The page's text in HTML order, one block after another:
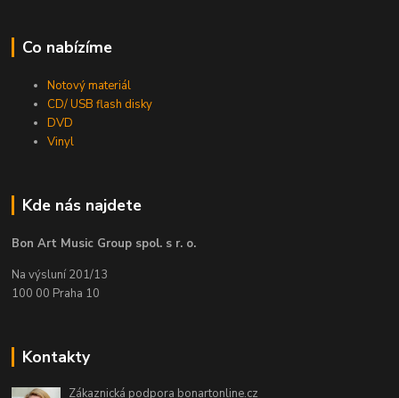
Co nabízíme
Notový materiál
CD/ USB flash disky
DVD
Vinyl
Kde nás najdete
Bon Art Music Group spol. s r. o.
Na výsluní 201/13
100 00 Praha 10
Kontakty
Zákaznická podpora bonartonline.cz